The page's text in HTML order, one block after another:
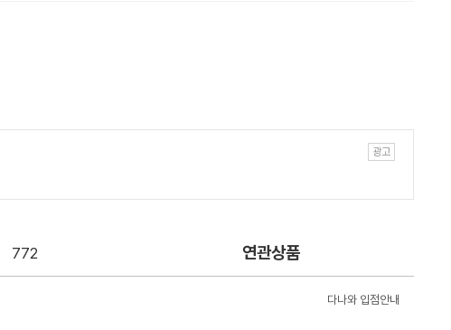
772 연관상품
다나와 입점안내